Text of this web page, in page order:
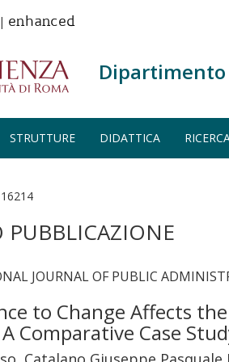
| enhanced
STRUTTURE DIDATTICA
16214
PUBBLICAZIONE
JOURNAL OF PUBLIC
to Change Affects
Comparative Case